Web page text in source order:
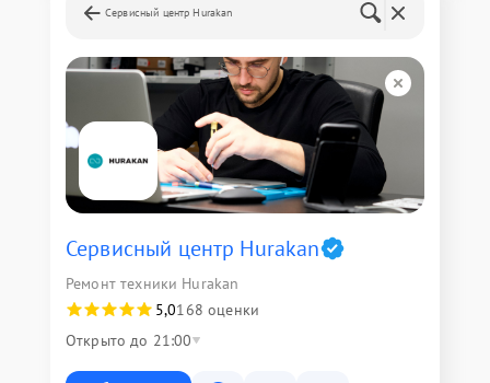
Сервисный центр Hurakan
Сервисный центр Hurakan
Ремонт техники Hurakan
5,0168 оценки
Открыто до 21:00